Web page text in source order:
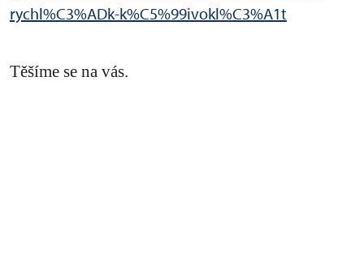
rychl%C3%ADk-k%C5%99ivokl%C3%A1t
Těšíme se na vás.